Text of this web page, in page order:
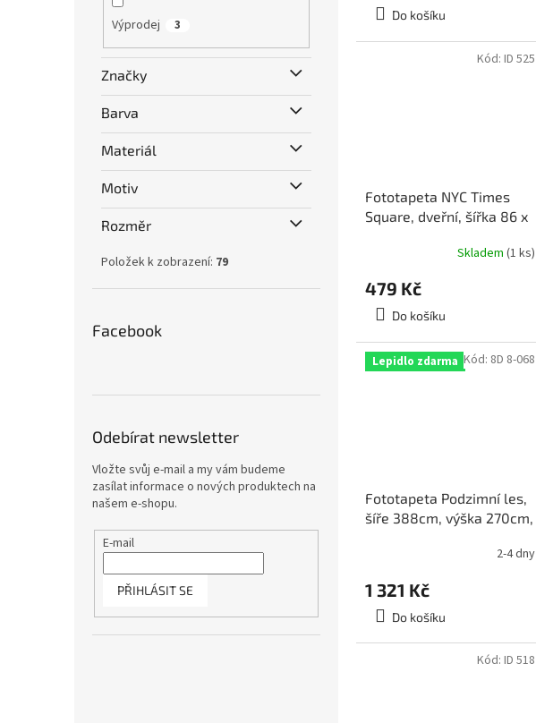
Výprodej 3
Značky
Barva
Materiál
Motiv
Rozměr
Položek k zobrazení: 79
Facebook
Odebírat newsletter
Vložte svůj e-mail a my vám budeme
zasílat informace o nových produktech na
našem e-shopu.
E-mail
PŘIHLÁSIT SE
Do košíku
Fototapeta NYC Times
Square, dveřní, šířka 86 x
Skladem (1 ks)
479 Kč
Do košíku
Kód: ID 525
Lepidlo zdarma
Fototapeta Podzimní les,
šíře 388cm, výška 270cm,
2-4 dny
1 321 Kč
Do košíku
Kód: 8D 8-068
Kód: ID 518